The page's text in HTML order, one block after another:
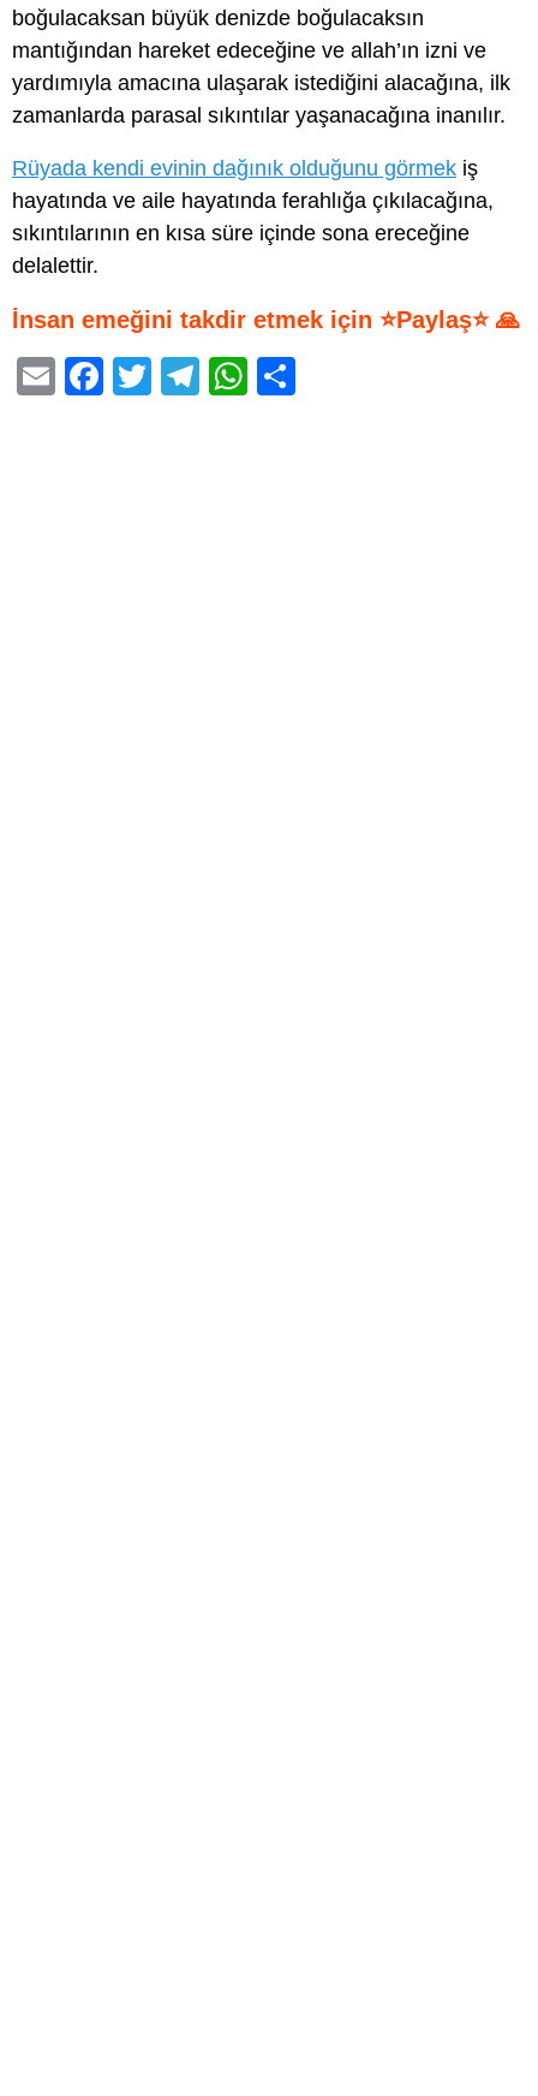
boğulacaksan büyük denizde boğulacaksın
mantığından hareket edeceğine ve allah’ın izni ve
yardımıyla amacına ulaşarak istediğini alacağına, ilk
zamanlarda parasal sıkıntılar yaşanacağına inanılır.
Rüyada kendi evinin dağınık olduğunu görmek iş
hayatında ve aile hayatında ferahlığa çıkılacağına,
sıkıntılarının en kısa süre içinde sona ereceğine
delalettir.
İnsan emeğini takdir etmek için ⭐Paylaş⭐ 🙏
E
F
T
T
W